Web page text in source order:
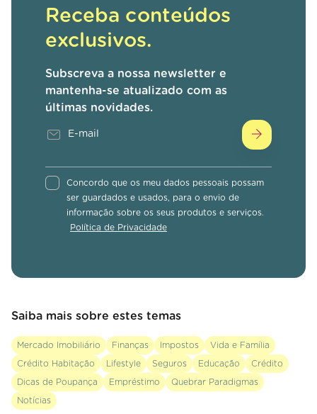
Receba conteúdos
exclusivos.
Subscreva a nossa newsletter e
mantenha-se atualizado com as
últimas novidades.
Concordo que os meu dados pessoais possam
ser guardados e usados, para o envio de
informação sobre os seus produtos e serviços.
Política de Privacidade
Saiba mais sobre estes temas
Mercado Imobiliário Finanças Impostos Vida e Família
Crédito Habitação Lifestyle Seguros Educação Crédito
Dicas de Poupança Empréstimo Quebrar Paradigmas
Notícias